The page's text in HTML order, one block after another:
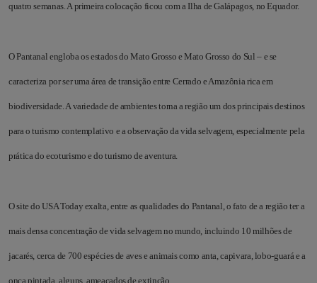
quatro semanas. A primeira colocação ficou com a Ilha de Galápagos, no Equador.
O Pantanal engloba os estados do Mato Grosso e Mato Grosso do Sul – e se
caracteriza por ser uma área de transição entre Cerrado e Amazônia rica em
biodiversidade. A variedade de ambientes torna a região um dos principais destinos
para o turismo contemplativo e a observação da vida selvagem, especialmente pela
prática do ecoturismo e do turismo de aventura.
O site do USA Today exalta, entre as qualidades do Pantanal, o fato de a região ter a
mais densa concentração de vida selvagem no mundo, incluindo 10 milhões de
jacarés, cerca de 700 espécies de aves e animais como anta, capivara, lobo-guará e a
onça pintada, alguns, ameaçados de extinção.